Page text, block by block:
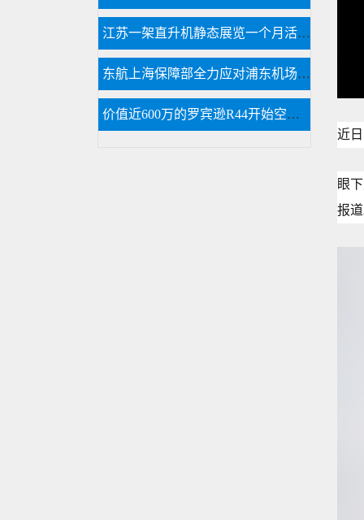
近
眼
报
江苏一架直升机静态展览一个月活动如期举行
东航上海保障部全力应对浦东机场低云天气
价值近600万的罗宾逊R44开始空中飞播造林